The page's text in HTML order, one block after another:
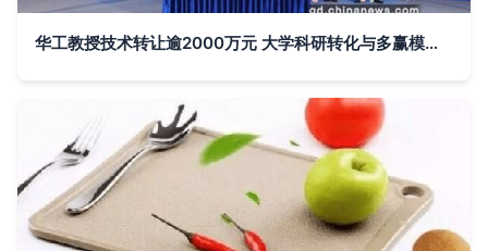
华工教授技术转让逾2000万元 大学科研转化与多赢模式探析